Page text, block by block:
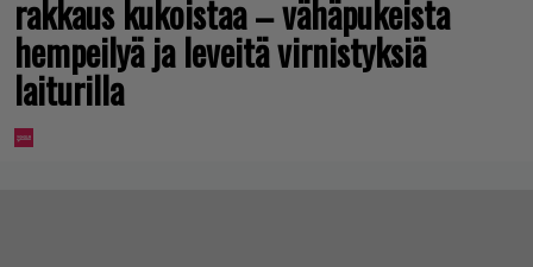
rakkaus kukoistaa – vähäpukeista
hempeilyä ja leveitä virnistyksiä
laiturilla